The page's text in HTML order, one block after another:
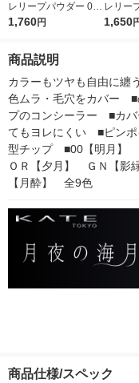
レリープパウダー 00
レフィル 清波 グロウ
1,760円
レリー
BU 水
1,650
商品説明
カラーもツヤも自由に纏
色ムラ・毛穴をカバー　
プのコンシーラー　■カ
てもヨレにくい　■ピン
型チップ　■00【明月】
ＯＲ【夕月】　ＧＮ【影
【月酔】　全9色
商品仕様/スペック